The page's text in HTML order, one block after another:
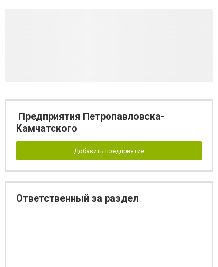
Предприятия Петропавловска-
Камчатского
Добавить предприятие
Ответственный за раздел